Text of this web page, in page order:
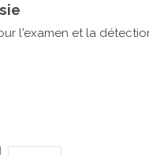
l'examen et la